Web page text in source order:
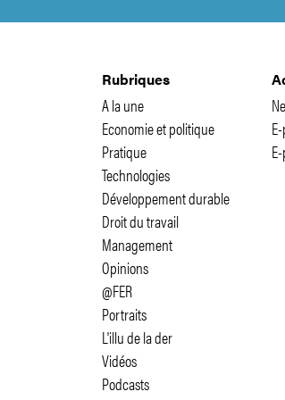
Rubriques
A la une
Economie et politique
Pratique
Technologies
Développement durable
Droit du travail
Management
Opinions
@FER
Portraits
L'illu de la der
Vidéos
Podcasts